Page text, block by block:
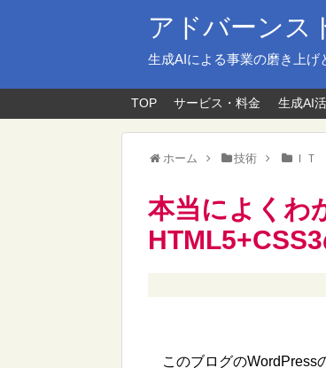
アドバーンス
生成AIによる事業の磨き上
TOP サービス・料金 生成AI
ホーム 技術 ＩＴ
本当によくわ
HTML5+CSS3
このブログのWordPress